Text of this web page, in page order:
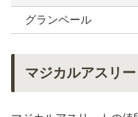
グランペール
マジカルアスリ